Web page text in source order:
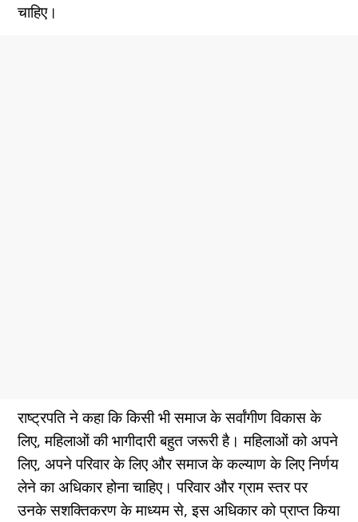
चाहिए।
राष्ट्रपति ने कहा कि किसी भी समाज के सर्वांगीण विकास के
लिए, महिलाओं की भागीदारी बहुत जरूरी है। महिलाओं को अपने
लिए, अपने परिवार के लिए और समाज के कल्याण के लिए निर्णय
लेने का अधिकार होना चाहिए। परिवार और ग्राम स्तर पर
उनके सशक्तिकरण के माध्यम से, इस अधिकार को प्राप्त किया